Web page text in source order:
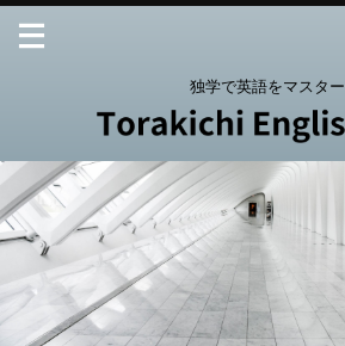
独学で英語をマスター